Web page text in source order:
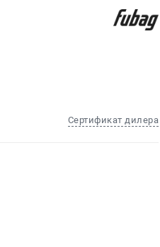
Сертификат дилера